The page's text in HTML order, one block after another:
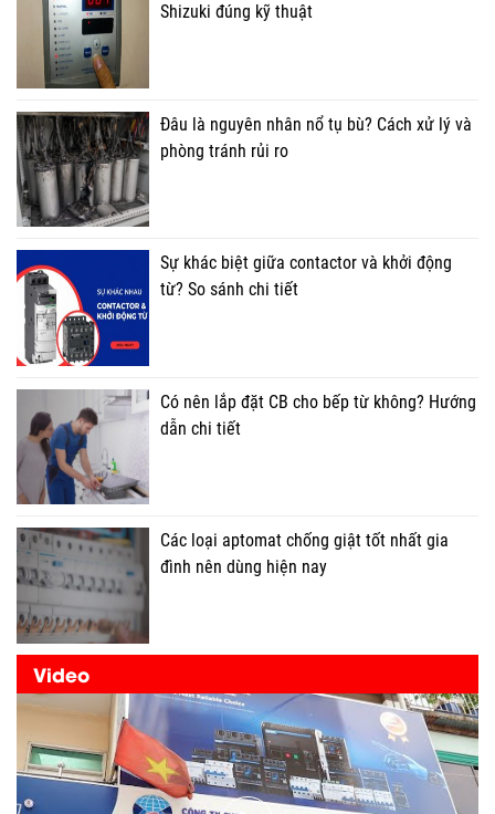
Shizuki đúng kỹ thuật
Đâu là nguyên nhân nổ tụ bù? Cách xử lý và
phòng tránh rủi ro
Sự khác biệt giữa contactor và khởi động
từ? So sánh chi tiết
Có nên lắp đặt CB cho bếp từ không? Hướng
dẫn chi tiết
Các loại aptomat chống giật tốt nhất gia
đình nên dùng hiện nay
Video